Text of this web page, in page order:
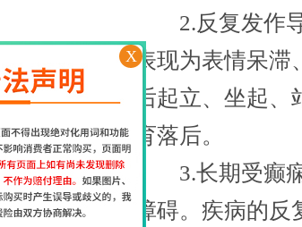
2.反复发作导
表现为表情呆滞
后起立、坐起
育落后。
3.长期受癫痫
障碍。疾病的
X